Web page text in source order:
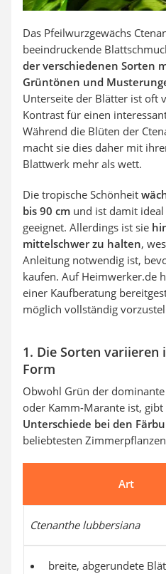
Das Pfeilwurzgewächs
beeindruckende
der verschiedenen Sorten
Grüntönen und
Unterseite der Blätter ist oft
Kontrast für einen
Während die Blüten der
macht sie dies daher mit
Blattwerk mehr als wett.
Die tropische Schönheit
bis 90 cm und ist damit
geeignet. Allerdings ist sie
mittelschwer zu halten,
Anleitung notwendig ist,
kaufen. Auf Heimwerker.de
einer Kaufberatung
möglich vollständig
1. Die Sorten
Form
Obwohl Grün der
oder Kamm-Marante ist, gibt
Unterschiede bei den
beliebtesten
Art
Ctenanthe lubbersiana
breite, abgerundete